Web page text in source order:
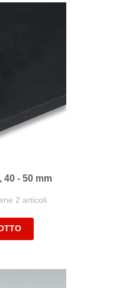
40 - 50 mm
2 articoli.